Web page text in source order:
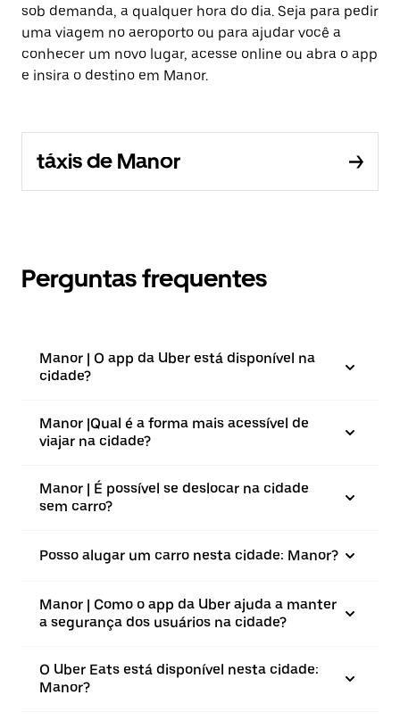
sob demanda, a qualquer hora do dia. Seja para pedir
uma viagem no aeroporto ou para ajudar você a
conhecer um novo lugar, acesse online ou abra o app
e insira o destino em Manor.
táxis de Manor
Perguntas frequentes
Manor | O app da Uber está disponível na
cidade?
Manor |⁠Qual é a forma mais acessível de
viajar na cidade?
Manor | É possível se deslocar na cidade
sem carro?
Posso alugar um carro nesta cidade: Manor?
Manor | Como o app da Uber ajuda a manter
a segurança dos usuários na cidade?
O Uber Eats está disponível nesta cidade:
Manor?